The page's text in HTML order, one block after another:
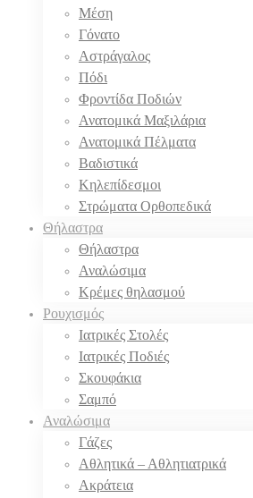
Μέση
Γόνατο
Αστράγαλος
Πόδι
Φροντίδα Ποδιών
Ανατομικά Μαξιλάρια
Ανατομικά Πέλματα
Βαδιστικά
Κηλεπίδεσμοι
Στρώματα Ορθοπεδικά
Θήλαστρα
Θήλαστρα
Αναλώσιμα
Κρέμες θηλασμού
Ρουχισμός
Ιατρικές Στολές
Ιατρικές Ποδιές
Σκουφάκια
Σαμπό
Αναλώσιμα
Γάζες
Αθλητικά – Αθλητιατρικά
Ακράτεια